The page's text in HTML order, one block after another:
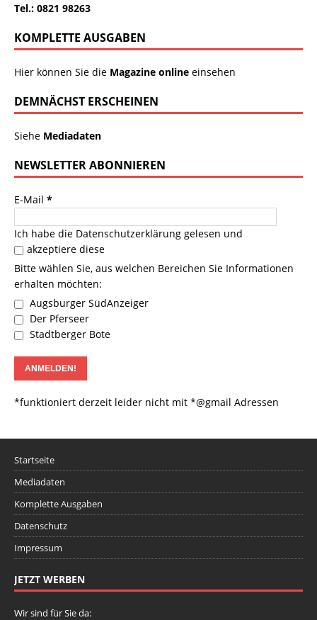
Tel.: 0821 98263
KOMPLETTE AUSGABEN
Hier können Sie die Magazine online einsehen
DEMNÄCHST ERSCHEINEN
Siehe Mediadaten
NEWSLETTER ABONNIEREN
E-Mail *
Ich habe die Datenschutzerklärung gelesen und
akzeptiere diese
Bitte wählen Sie, aus welchen Bereichen Sie Informationen
erhalten möchten:
Augsburger SüdAnzeiger
Der Pferseer
Stadtberger Bote
*funktioniert derzeit leider nicht mit *@gmail Adressen
Startseite
Mediadaten
Komplette Ausgaben
Datenschutz
Impressum
JETZT WERBEN
Wir sind für Sie da: